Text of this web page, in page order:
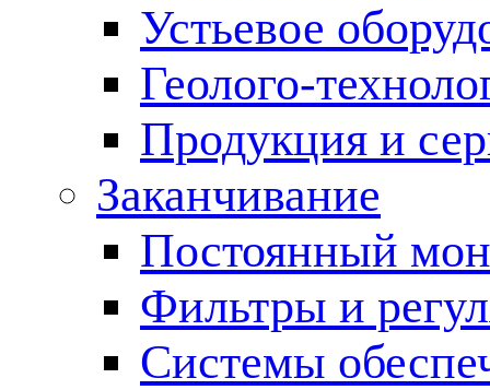
Устьевое
Геолого-
Продукция и
Заканчивание
Постоянный
Фильтры и
Cистемы